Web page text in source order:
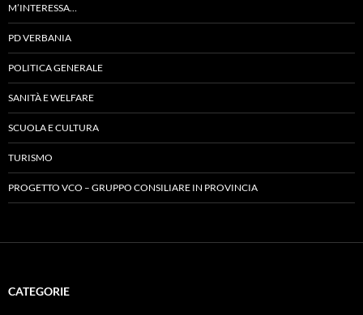
M’INTERESSA…
PD VERBANIA
POLITICA GENERALE
SANITÀ E WELFARE
SCUOLA E CULTURA
TURISMO
PROGETTO VCO – GRUPPO CONSILIARE IN PROVINCIA
CATEGORIE